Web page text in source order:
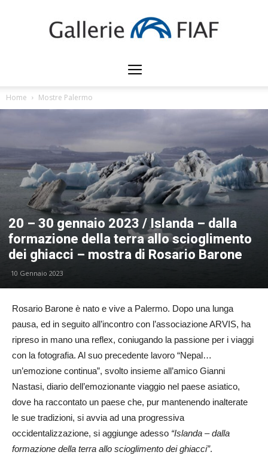
Gallerie
Home Mostre Palermo
20 – 30 gennaio 2023 / Islanda – dalla
formazione della terra allo scioglimento
dei ghiacci – mostra di Rosario Barone
10 Gennaio 2023
Rosario Barone è nato e vive a Palermo. Dopo una lunga
pausa, ed in seguito all’incontro con l’associazione ARVIS, ha
ripreso in mano una reflex, coniugando la passione per i viaggi
con la fotografia. Al suo precedente lavoro “Nepal…
un’emozione continua”, svolto insieme all’amico Gianni
Nastasi, diario dell’emozionante viaggio nel paese asiatico,
dove ha raccontato un paese che, pur mantenendo inalterate
le sue tradizioni, si avvia ad una progressiva
occidentalizzazione, si aggiunge adesso “Islanda – dalla
formazione della terra allo scioglimento dei ghiacci”.